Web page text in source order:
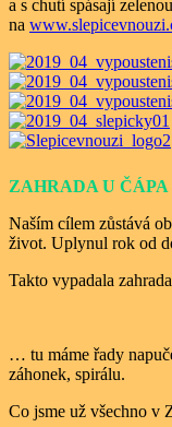
a s chutí spásají
na
ZAHRADA U
Naším cílem zůstává
život. Uplynul rok od
Takto vypadala
… tu máme řady
záhonek, spirálu.
Co jsme už všechno v